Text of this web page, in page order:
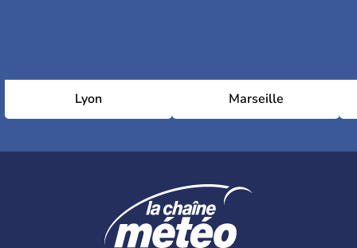
Lyon Marseille